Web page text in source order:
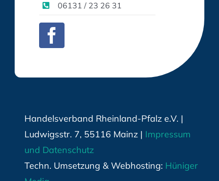
06131 / 23 26 31
Handelsverband Rheinland-Pfalz e.V. |
Ludwigsstr. 7, 55116 Mainz | Impressum
und Datenschutz
Techn. Umsetzung & Webhosting: Hüniger